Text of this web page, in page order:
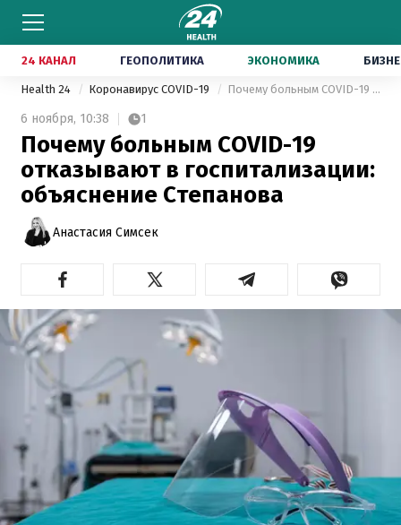
24 КАНАЛ ГЕОПОЛИТИКА ЭКОНОМИКА
Health 24 Коронавирус COVID-19 Почему больным COVID-19 отказывают в госпитализации: объяснение Степанова
6 ноября, 10:38 1
Почему больным COVID-19
отказывают в госпитализации:
объяснение Степанова
Анастасия Симсек